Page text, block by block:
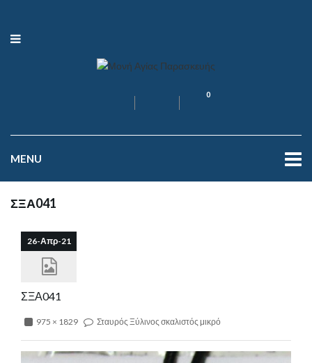
0
MENU
ΣΞΑ041
26-Απρ-21
ΣΞΑ041
975 × 1829 Σταυρός Ξύλινος σκαλιστός μικρό